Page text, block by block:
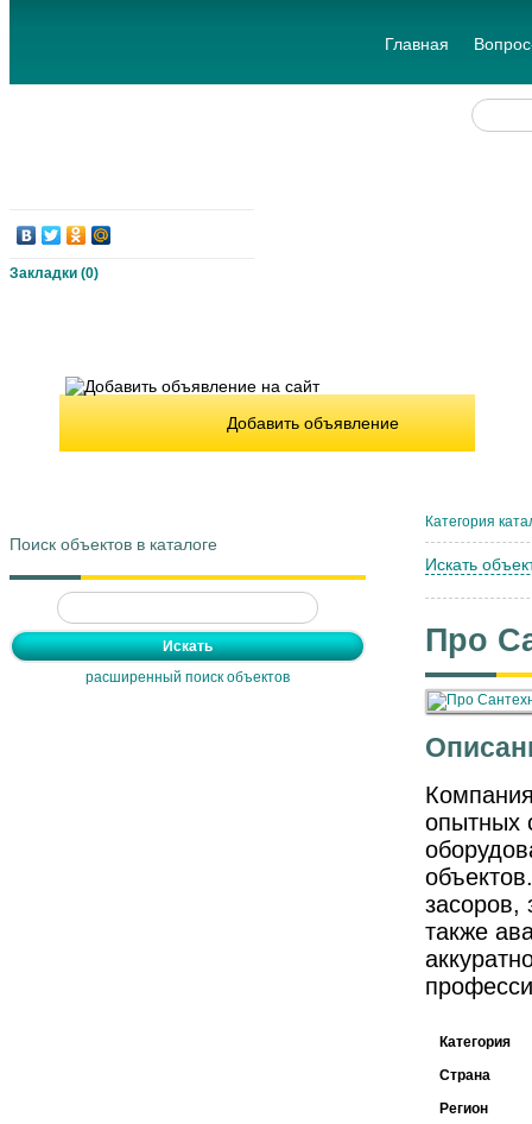
Главная
Закладки (0)
Добавить объявление
Поиск объектов в каталоге
расширенный поиск объектов
Категория
Искать
Про
опытных
засоров,
также
Категория
Страна
Регион